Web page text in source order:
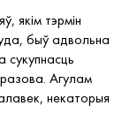
якім тэрмін
быў адвольна
Агулам
некаторыя